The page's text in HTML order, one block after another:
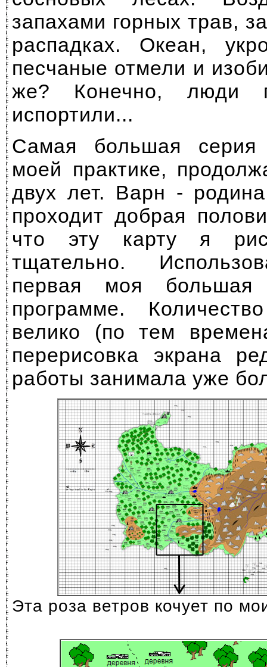
запахами горных трав,
распадках. Океан,
песчаные отмели и
же? Конечно, люди
испортили...
Самая большая серия
моей практике,
двух лет. Варн -
проходит добрая
что эту карту я
тщательно.
первая моя
программе.
велико (по тем
перерисовка экрана
работы занимала уже
Эта роза ветров кочует по